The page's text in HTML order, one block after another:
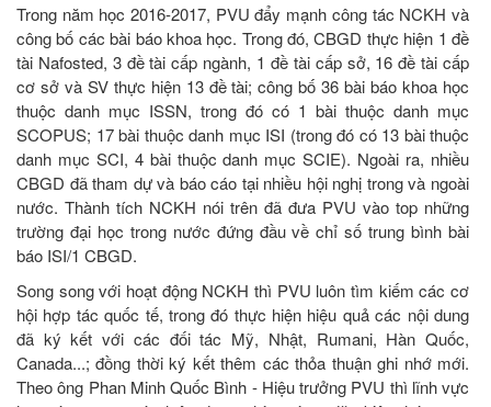
Trong năm học 2016-2017, PVU đẩy mạnh công tác NCKH và
công bố các bài báo khoa học. Trong đó, CBGD thực hiện 1 đề
tài Nafosted, 3 đề tài cấp ngành, 1 đề tài cấp sở, 16 đề tài cấp
cơ sở và SV thực hiện 13 đề tài; công bố 36 bài báo khoa học
thuộc danh mục ISSN, trong đó có 1 bài thuộc danh mục
SCOPUS; 17 bài thuộc danh mục ISI (trong đó có 13 bài thuộc
danh mục SCI, 4 bài thuộc danh mục SCIE). Ngoài ra, nhiều
CBGD đã tham dự và báo cáo tại nhiều hội nghị trong và ngoài
nước. Thành tích NCKH nói trên đã đưa PVU vào top những
trường đại học trong nước đứng đầu về chỉ số trung bình bài
báo ISI/1 CBGD.
Song song với hoạt động NCKH thì PVU luôn tìm kiếm các cơ
hội hợp tác quốc tế, trong đó thực hiện hiệu quả các nội dung
đã ký kết với các đối tác Mỹ, Nhật, Rumani, Hàn Quốc,
Canada...; đồng thời ký kết thêm các thỏa thuận ghi nhớ mới.
Theo ông Phan Minh Quốc Bình - Hiệu trưởng PVU thì lĩnh vực